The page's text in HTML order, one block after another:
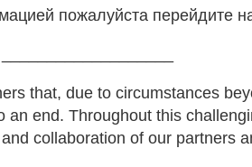
пожалуйста перейдите
that, due to circumstances
an end. Throughout this
collaboration of our partners